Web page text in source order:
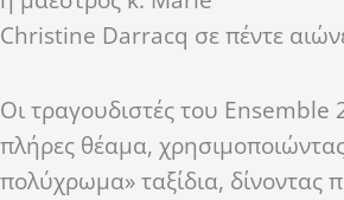
Christine Darracq σε πέντε
Οι τραγουδιστές του
πλήρες θέαμα,
πολύχρωμα» ταξίδια, δίνοντας